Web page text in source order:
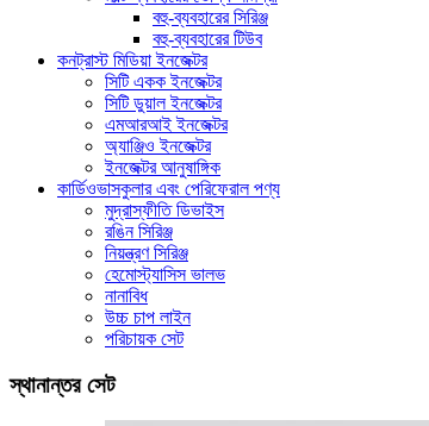
বহু-ব্যবহারের সিরিঞ্জ
বহু-ব্যবহারের টিউব
কনট্রাস্ট মিডিয়া ইনজেক্টর
সিটি একক ইনজেক্টর
সিটি ডুয়াল ইনজেক্টর
এমআরআই ইনজেক্টর
অ্যাঞ্জিও ইনজেক্টর
ইনজেক্টর আনুষাঙ্গিক
কার্ডিওভাসকুলার এবং পেরিফেরাল পণ্য
মুদ্রাস্ফীতি ডিভাইস
রঙিন সিরিঞ্জ
নিয়ন্ত্রণ সিরিঞ্জ
হেমোস্ট্যাসিস ভালভ
নানাবিধ
উচ্চ চাপ লাইন
পরিচায়ক সেট
স্থানান্তর সেট